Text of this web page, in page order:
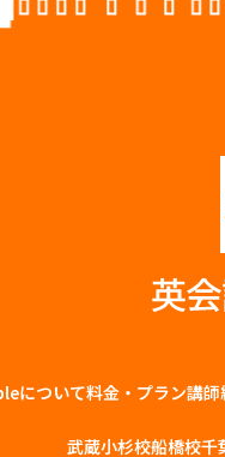
について料金・プラン講師
武蔵小杉校船橋校千